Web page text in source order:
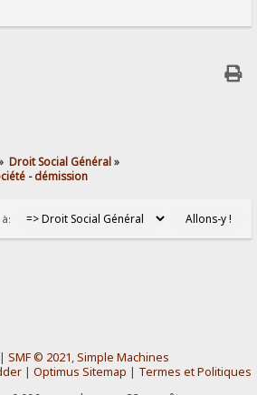
Droit Social Général»
- démission
SMF © 2021,Simple Machines
| Optimus Sitemap | Termes et Politiques